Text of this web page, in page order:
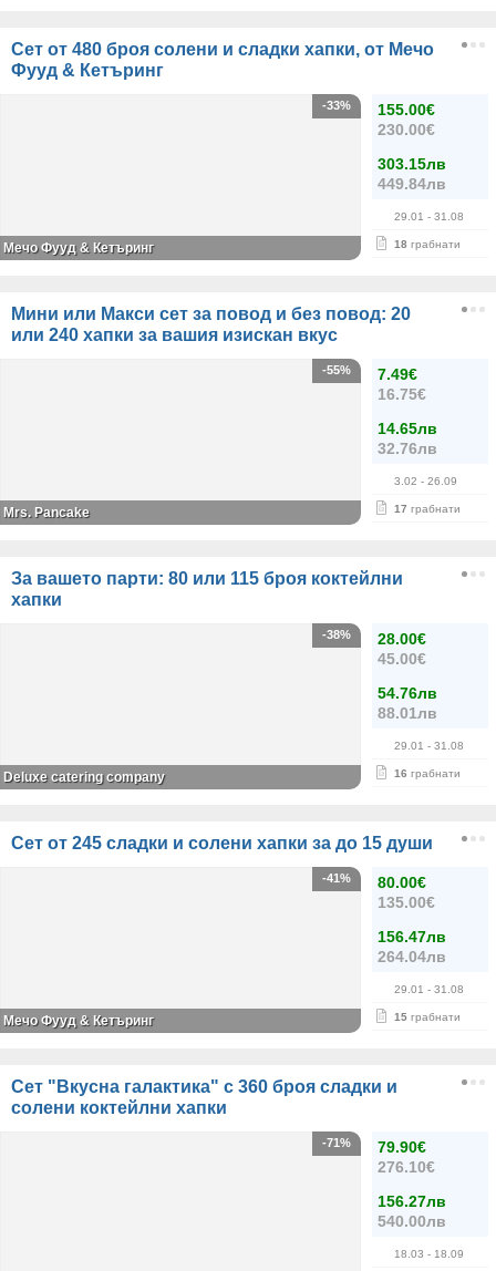
Сет от 480 броя солени и сладки хапки, от Мечо
Фууд & Кетъринг
155.00€
230.00€
303.15лв
449.84лв
29.01 - 31.08
18 грабнати
-33%
Мечо Фууд & Кетъринг
Мини или Макси сет за повод и без повод: 20
или 240 хапки за вашия изискан вкус
7.49€
16.75€
14.65лв
32.76лв
3.02 - 26.09
17 грабнати
-55%
Mrs. Pancake
За вашето парти: 80 или 115 броя коктейлни
хапки
28.00€
45.00€
54.76лв
88.01лв
29.01 - 31.08
16 грабнати
-38%
Deluxe catering company
Сет от 245 сладки и солени хапки за до 15 души
80.00€
135.00€
156.47лв
264.04лв
29.01 - 31.08
15 грабнати
-41%
Мечо Фууд & Кетъринг
Сет "Вкусна галактика" с 360 броя сладки и
солени коктейлни хапки
79.90€
276.10€
156.27лв
540.00лв
18.03 - 18.09
-71%